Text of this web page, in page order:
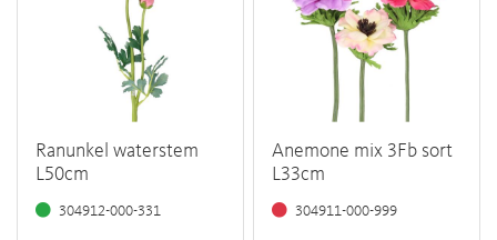
Ranunkel waterstem
L50cm
304912-000-331
Anemone mix 3Fb sort
L33cm
304911-000-999